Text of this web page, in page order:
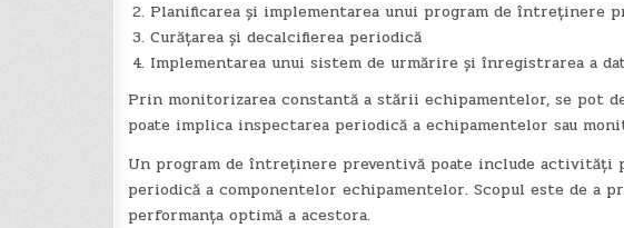
Planificarea și implementarea unui program de întreținere
Curățarea și decalcifierea periodică
Implementarea unui sistem de urmărire și înregistrarea a
Prin monitorizarea constantă a stării echipamentelor, se pot
poate implica inspectarea periodică a echipamentelor sau
Un program de întreținere preventivă poate include activități
periodică a componentelor echipamentelor. Scopul este de a
performanța optimă a acestora.